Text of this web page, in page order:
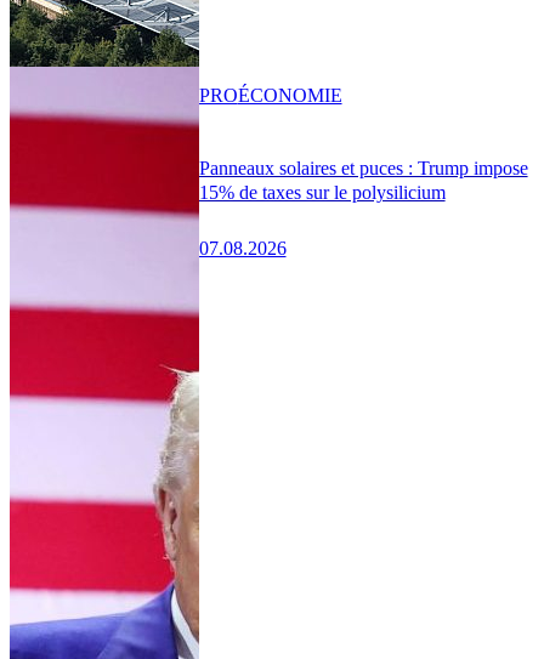
Panneaux solaires et puces : Trump impose
15% de taxes sur le polysilicium
07.08.2026
PROÉCONOMIE